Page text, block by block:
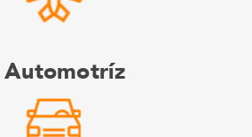
Automotríz